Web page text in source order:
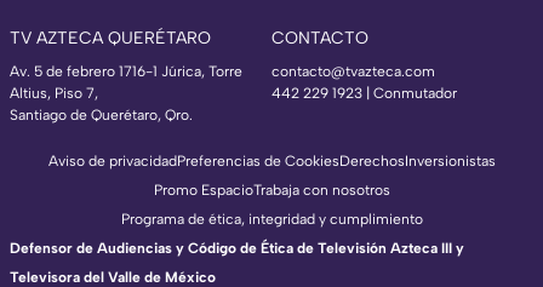
TV AZTECA QUERÉTARO
Av. 5 de febrero 1716-1 Júrica, Torre
Altius, Piso 7,
Santiago de Querétaro, Qro.
CONTACTO
contacto@tvazteca.com
442 229 1923 | Conmutador
Aviso de privacidadPreferencias de CookiesDerechosInversionistas
Promo EspacioTrabaja con nosotros
Programa de ética, integridad y cumplimiento
Defensor de Audiencias y Código de Ética de Televisión Azteca III y
Televisora del Valle de México